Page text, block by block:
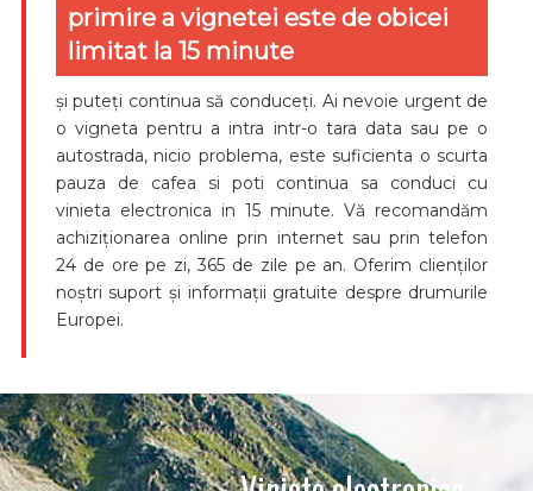
primire a vignetei este de obicei
limitat la 15 minute
și puteți continua să conduceți. Ai nevoie urgent de
o vigneta pentru a intra intr-o tara data sau pe o
autostrada, nicio problema, este suficienta o scurta
pauza de cafea si poti continua sa conduci cu
vinieta electronica in 15 minute. Vă recomandăm
achiziționarea online prin internet sau prin telefon
24 de ore pe zi, 365 de zile pe an. Oferim clienților
noștri suport și informații gratuite despre drumurile
Europei.